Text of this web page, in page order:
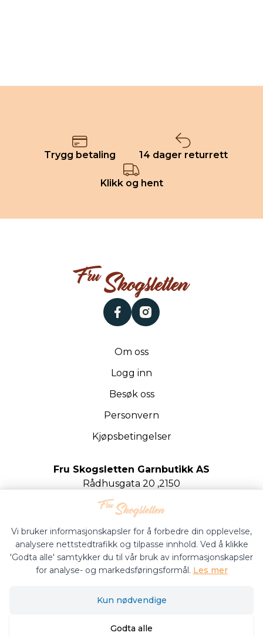
Trygg betaling 14 dager returrett
Klikk og hent
facebookinstagram
Om oss
Logg inn
Besøk oss
Personvern
Kjøpsbetingelser
Fru Skogsletten Garnbutikk AS
Rådhusgata 20 ,2150
Org.nr. 922020442
Siden driftes avShoplabs
Vi bruker informasjonskapsler for å forbedre din opplevelse,
analysere nettstedtrafikk og tilpasse innhold. Ved å klikke
'Godta alle' samtykker du til vår bruk av informasjonskapsler
for analyse- og markedsføringsformål. Les mer
Kun nødvendige
Godta alle